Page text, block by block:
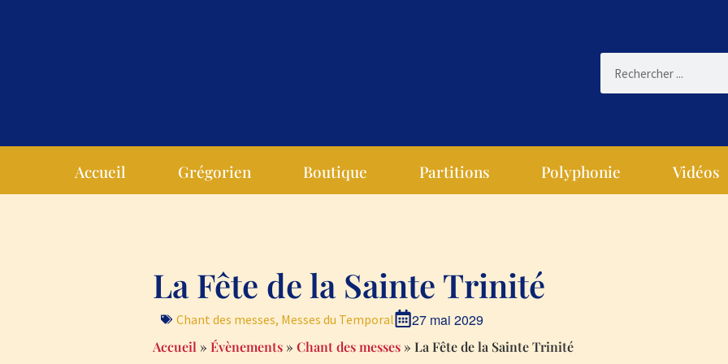
Accueil Grégorien Boutique Partitions Polyphonie Vidéos
La Fête de la Sainte Trinité
Chant des messes, Messes du Temporal 27 mai 2029
Accueil » Évènements » Chant des messes » La Fête de la Sainte Trinité